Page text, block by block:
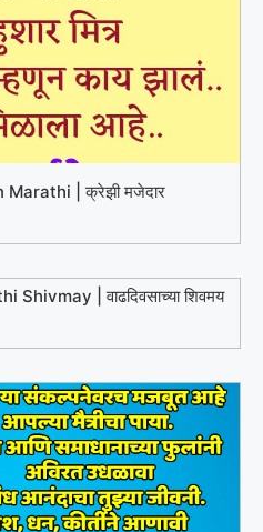
| क्रेझी मजेदार
| वाढदिवसाच्या शिवमय